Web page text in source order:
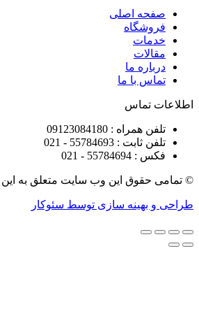
اصلی
ما
با ما
: 09123084180
: 55784693 - 021
این وب سایت متعلق به این وب سایت
سازی توسط سئوکار